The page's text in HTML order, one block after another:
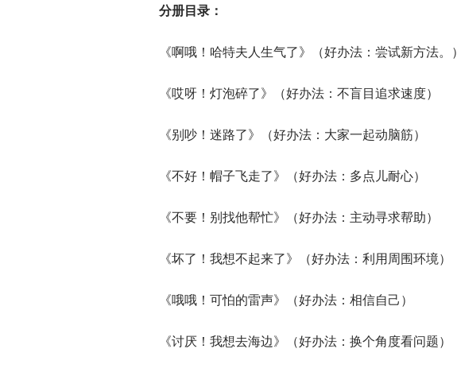
分册目录：
《啊哦！哈特夫人生气了》（好办法：尝试新方法。）
《哎呀！灯泡碎了》（好办法：不盲目追求速度）
《别吵！迷路了》（好办法：大家一起动脑筋）
《不好！帽子飞走了》（好办法：多点儿耐心）
《不要！别找他帮忙》（好办法：主动寻求帮助）
《坏了！我想不起来了》（好办法：利用周围环境）
《哦哦！可怕的雷声》（好办法：相信自己）
《讨厌！我想去海边》（好办法：换个角度看问题）